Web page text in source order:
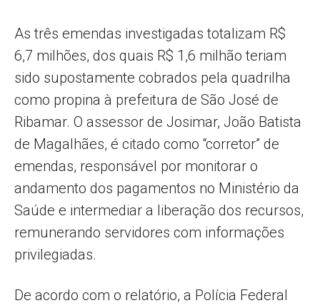
As três emendas investigadas totalizam R$
6,7 milhões, dos quais R$ 1,6 milhão teriam
sido supostamente cobrados pela quadrilha
como propina à prefeitura de São José de
Ribamar. O assessor de Josimar, João Batista
de Magalhães, é citado como “corretor” de
emendas, responsável por monitorar o
andamento dos pagamentos no Ministério da
Saúde e intermediar a liberação dos recursos,
remunerando servidores com informações
privilegiadas.
De acordo com o relatório, a Polícia Federal